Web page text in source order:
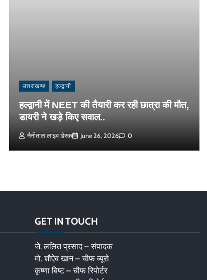
उत्तराखण्ड हल्द्वानी
हल्द्वानी में NEET की तैयारी कर रही छात्रा की मौत,
डायरी ने खड़े किए सवाल..
नैनीताल लाइव डेस्क June 26, 2026 0
GET IN TOUCH
जे. ललित प्रसाद – संपादक
मो. शौऐब खान – चीफ ब्यूरो
कृष्णा बिष्ट – चीफ रिपोर्टर